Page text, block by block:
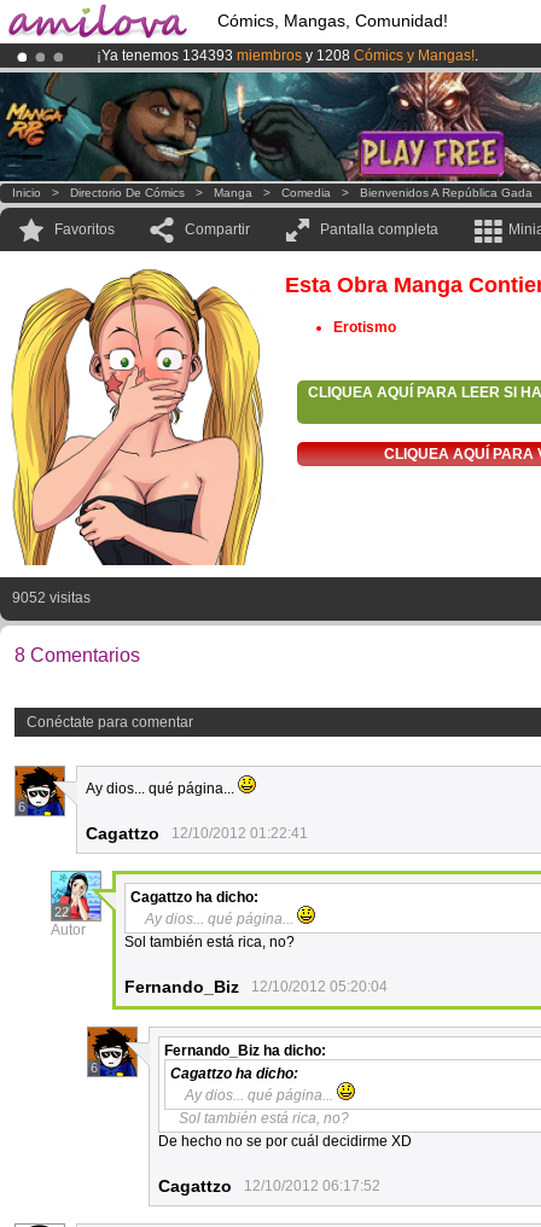
Cómics, Mangas, Comunidad!
¡Ya tenemos 134393 miembros y 1208 Cómics y Mangas!.
¡Conviertete en Premium por3.95 eurosal mes!Hazte Premium ya
El Kickstarter Amilova está desormado lanzado!.
Inicio > Directorio De Cómics > Manga > Comedia > Bienvenidos A República Gada
Favoritos Compartir Pantalla completa
Esta Obra Manga
Erotismo
CLIQUEA AQUÍ PARA LEER SI
CLIQUEA AQUÍ PARA
9052 visitas
8 Comentarios
Conéctate para comentar
6
Ay dios... qué página...
Cagattzo 12/10/2012 01:22:41
22
Autor
Cagattzo ha dicho:
Ay dios... qué página...
Sol también está rica, no?
Fernando_Biz 12/10/2012 05:20:04
6
Fernando_Biz ha dicho:
Cagattzo ha dicho:
Ay dios... qué página...
Sol también está rica, no?
De hecho no se por cuál decidirme XD
Cagattzo 12/10/2012 06:17:52